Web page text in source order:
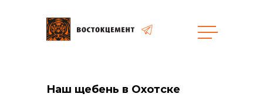
Объекты
Наш щебень в Охотске